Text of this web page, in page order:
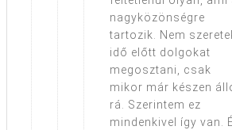
nagyközönségre
tartozik. Nem
idő előtt dolgokat
megosztani, csak
mikor már készen
rá. Szerintem ez
mindenkivel így van.